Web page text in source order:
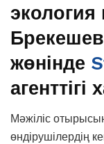
экология
жөнінде
Мәжіліс
өндірушілердің